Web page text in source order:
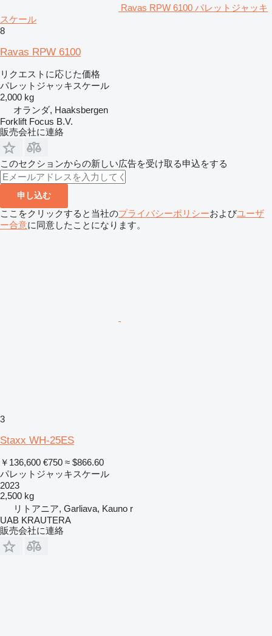
Ravas RPW 6100 パレットジャッキ
スケール
8
Ravas RPW 6100
リクエストに応じた価格
パレットジャッキスケール
2,000 kg
オランダ, Haaksbergen
Forklift Focus B.V.
販売会社に連絡
このセクションからの新しい広告を受け取る申込をする
申し込む
ここをクリックすると当社のプライバシーポリシーおよびユーザ
ー合意に同意したことになります。
3
Staxx WH-25ES
￥136,600 €750 ≈ $866.60
パレットジャッキスケール
2023
2,500 kg
リトアニア, Garliava, Kauno r
UAB KRAUTERA
販売会社に連絡